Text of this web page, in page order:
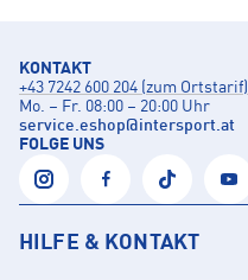
KONTAKT
+43 7242 600 204 (zum Ortstarif)
Mo. – Fr. 08:00 – 20:00 Uhr
service.eshop@intersport.at
FOLGE UNS
HILFE & KONTAKT